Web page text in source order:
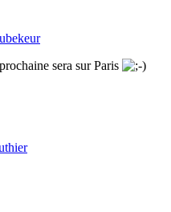
sera sur Paris